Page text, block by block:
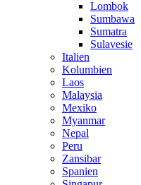
Lombok
Sumbawa
Sumatra
Sulavesie
Italien
Kolumbien
Laos
Malaysia
Mexiko
Myanmar
Nepal
Peru
Zansibar
Spanien